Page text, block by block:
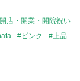
開店・開業・開院祝い
ピンク 上品